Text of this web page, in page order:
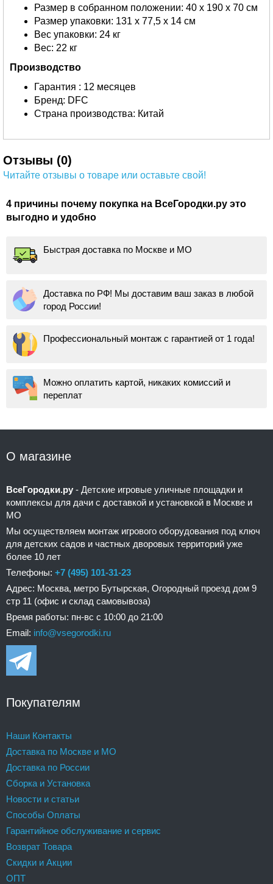
Размер в собранном положении: 40 х 190 х 70 см
Размер упаковки: 131 х 77,5 х 14 см
Вес упаковки: 24 кг
Вес: 22 кг
Производство
Гарантия : 12 месяцев
Бренд: DFC
Страна производства: Китай
Отзывы (0)
Читайте отзывы о товаре или оставьте свой!
4 причины почему покупка на ВсеГородки.ру это
выгодно и удобно
Быстрая доставка по Москве и МО
Доставка по РФ! Мы доставим ваш заказ в любой
город России!
Профессиональный монтаж с гарантией от 1 года!
Можно оплатить картой, никаких комиссий и
переплат
О магазине
ВсеГородки.ру - Детские игровые уличные площадки и
комплексы для дачи с доставкой и установкой в Москве и
МО
Мы осуществляем монтаж игрового оборудования под ключ
для детских садов и частных дворовых территорий уже
более 10 лет
Телефоны: +7 (495) 101-31-23
Адрес: Москва, метро Бутырская, Огородный проезд дом 9
стр 11 (офис и склад самовывоза)
Время работы: пн-вс с 10:00 до 21:00
Email: info@vsegorodki.ru
Покупателям
Наши Контакты
Доставка по Москве и МО
Доставка по России
Сборка и Установка
Новости и статьи
Способы Оплаты
Гарантийное обслуживание и сервис
Возврат Товара
Скидки и Акции
ОПТ